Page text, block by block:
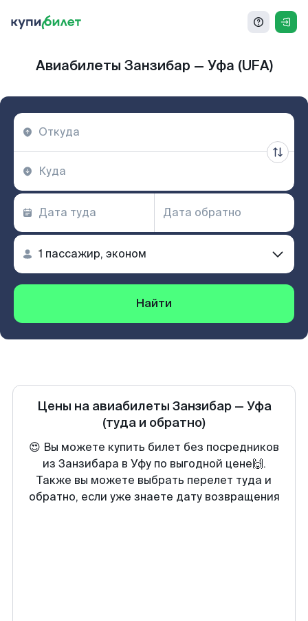
Авиабилеты Занзибар — Уфа (UFA)
Найти
Цены на авиабилеты Занзибар— Уфа
(туда и обратно)
😍 Вы можете купить билет без посредников
из Занзибара в Уфу по выгодной цене🙌.
Также вы можете выбрать перелет туда и
обратно, если уже знаете дату возвращения